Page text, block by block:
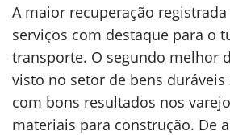
A maior recuperação
serviços com destaque para o
transporte. O segundo melhor
visto no setor de bens
com bons resultados nos
materiais para construção. De